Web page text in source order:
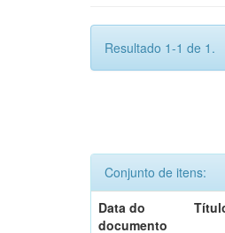
Resultado 1-1 de 1.
Conjunto de itens:
Data do
documento